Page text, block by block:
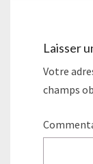
Laisser
Votre
champs